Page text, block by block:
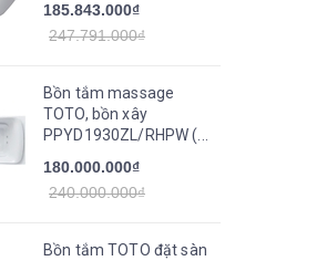
185.843.000₫
247.791.000₫
Bồn tắm massage
TOTO, bồn xây
PPYD1930ZL/RHPW (...
180.000.000₫
240.000.000₫
Bồn tắm TOTO đặt sàn